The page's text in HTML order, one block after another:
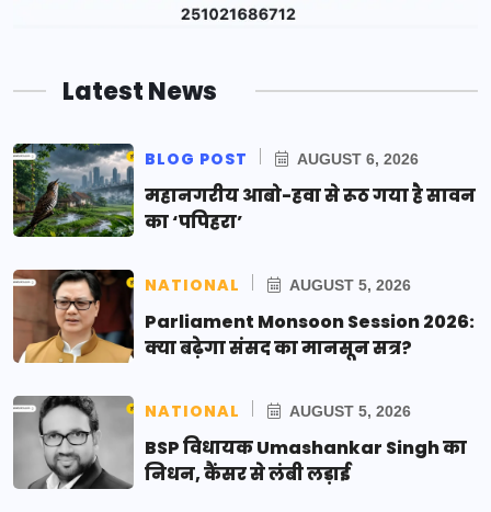
Latest News
BLOG POST AUGUST 6, 2026
महानगरीय आबो-हवा से रूठ गया है सावन
का ‘पपिहरा’
NATIONAL AUGUST 5, 2026
Parliament Monsoon Session 2026:
क्या बढ़ेगा संसद का मानसून सत्र?
NATIONAL AUGUST 5, 2026
BSP विधायक Umashankar Singh का
निधन, कैंसर से लंबी लड़ाई